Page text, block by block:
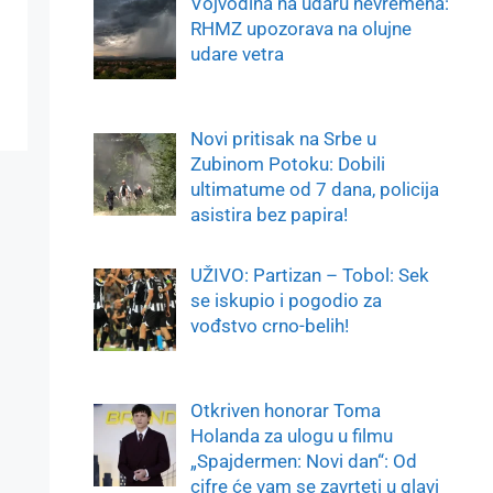
RHMZ upozorava na olujne
udare vetra
Novi pritisak na Srbe u
Zubinom Potoku: Dobili
ultimatume od 7 dana, policija
asistira bez papira!
UŽIVO: Partizan – Tobol: Sek
se iskupio i pogodio za
vođstvo crno-belih!
Otkriven honorar Toma
Holanda za ulogu u filmu
„Spajdermen: Novi dan“: Od
cifre će vam se zavrteti u glavi